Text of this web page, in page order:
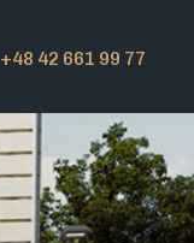
+48 42 661 99 77